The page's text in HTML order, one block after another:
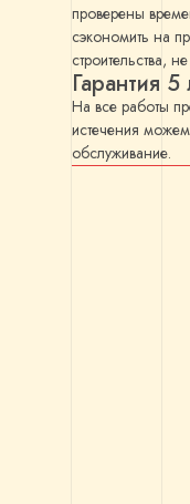
проверены
сэкономить на
строительства,
Гарантия 5
На все работы
истечения
обслуживание.